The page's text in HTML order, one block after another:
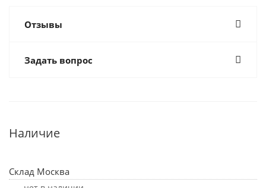
Отзывы
Задать вопрос
Наличие
Склад Москва